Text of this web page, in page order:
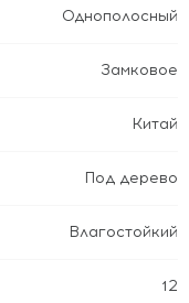
Однополосный
Замковое
Китай
Под дерево
Влагостойкий
12